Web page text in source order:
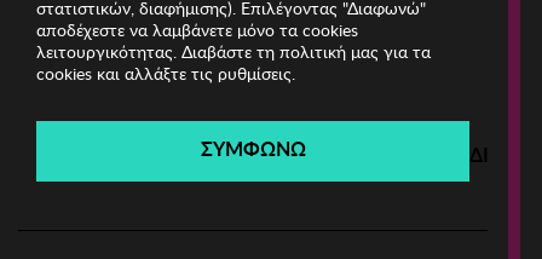
Luxury Bags
Λήγει σε: 00ημέρες | 00ώρες 00λεπτά 00δευτ.
Filters
στατιστικών, διαφήμισης). Επιλέγοντας "Διαφωνώ"
αποδέχεστε να λαμβάνετε μόνο τα cookies
λειτουργικότητας. Διαβάστε τη πολιτική μας για τα
cookies και αλλάξτε τις ρυθμίσεις.
ΣΥΜΦΩΝΩ